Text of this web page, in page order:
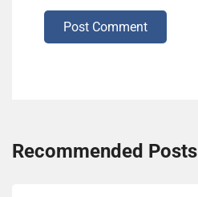
Post Comment
Recommended Posts